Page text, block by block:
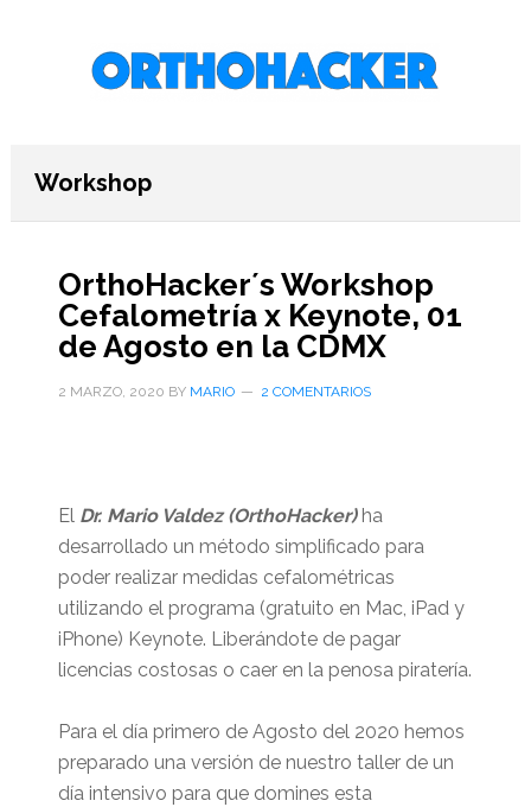
primariaWorkshop
OrthoHacker´s Workshop
Cefalometría x Keynote, 01
de Agosto en la CDMX
2 MARZO, 2020 BY MARIO 2 COMENTARIOS
El Dr. Mario Valdez (OrthoHacker)ha
desarrollado un método simplificado para
poder realizar medidas cefalométricas
utilizando el programa (gratuito en Mac, iPad y
iPhone) Keynote. Liberándote de pagar
licencias costosas o caer en la penosa piratería.
Para el día primero de Agosto del 2020 hemos
preparado una versión de nuestro taller de un
día intensivo para que domines esta